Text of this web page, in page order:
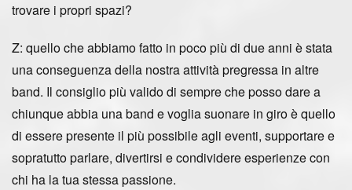
trovare i propri spazi?
Z: quello che abbiamo fatto in poco più di due anni è stata
una conseguenza della nostra attività pregressa in altre
band. Il consiglio più valido di sempre che posso dare a
chiunque abbia una band e voglia suonare in giro è quello
di essere presente il più possibile agli eventi, supportare e
sopratutto parlare, divertirsi e condividere esperienze con
chi ha la tua stessa passione.